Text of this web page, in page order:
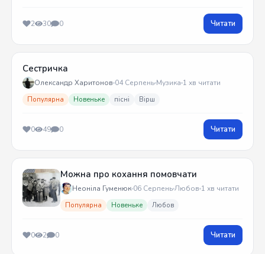
2 30 0 Читати
Сестричка
Олександр Харитонов 04 Серпень Музика 1 хв читати
Популярна Новеньке пісні Вірш
0 49 0 Читати
Можна про кохання помовчати
Неоніла Гуменюк 06 СерпеньЛюбов 1 хв читати
Популярна Новеньке Любов
0 2 0 Читати